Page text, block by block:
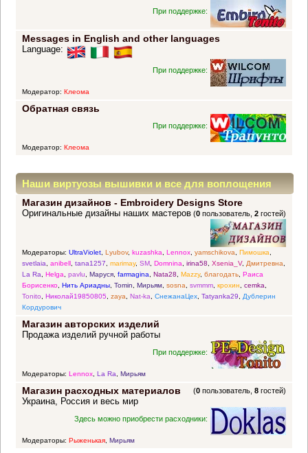
При поддержке:
Messages in English and other languages
Language:
При поддержке:
Модератор: Клеома
Обратная связь
При поддержке:
Модератор: Клеома
Наши виртуозы вышивки и все для воплощения
прекрасных идей
Магазин дизайнов - Embroidery Designs Store
(0 пользователь,2 гостей)
Оригинальные дизайны наших мастеров
Модераторы: UltraViolet, Lyubov, kuzashka, Lennox, yamschikova, Пимошка,
svetlaia, anibell, tana1257, marimay, SM, Domnina, irina58, Xsenia_V, Дмитревна,
La Ra, Helga, pavlu, Маруся, farmagina, Nata28, Mazzy, благодать, Раиса
Борисенко, Нить Ариадны, Tomin, Мирьям, sosna, svmmm, крохин, cemka,
Tonito, Николай19850805, zaya, Nat-ka, СнежанаЦех, Tatyanka29, Дублерин
Кордурович
Магазин авторских изделий
Продажа изделий ручной работы
При поддержке:
Модераторы: Lennox, La Ra, Мирьям
Магазин расходных материалов (0 пользователь,8 гостей)
Украина, Россия и весь мир
Здесь можно приобрести расходники:
Модераторы: Рыженькая, Мирьям